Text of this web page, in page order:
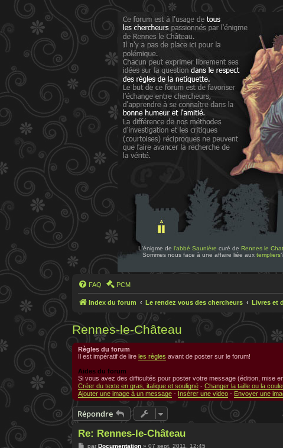
L'énigme de l'abbé Saunière curé de Rennes le
Sommes nous face à une affaire liée aux templiers
FAQ PCM
Index du forum Le rendez vous des chercheurs Livres et
Rennes-le-Château
Règles du forum
Il est impératif de lire les règles avant de poster sur le forum!
Aides du forum
Si vous avez des difficultés pour poster votre message (édition, mise
Créer du texte en gras, italique et souligné - Changer la taille ou la
Ajouter une image à un message - Insérer une video - Envoyer une
Répondre
Re: Rennes-le-Château
Mpar Documentation» 07 sept. 2011, 12:45